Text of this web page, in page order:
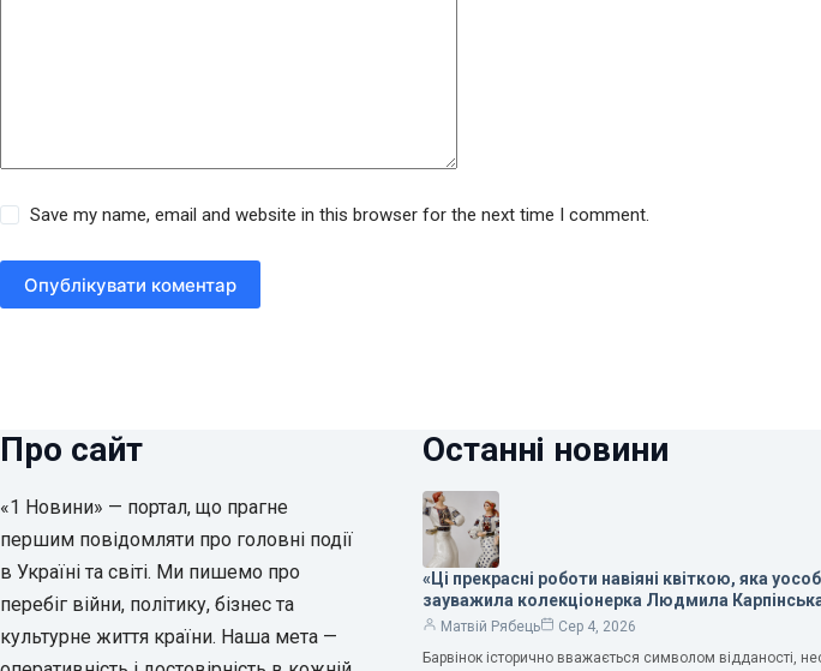
Save my name, email and website in this browser for the next time I comment.
Опублікувати коментар
Про сайт
«1 Новини» — портал, що прагне
першим повідомляти про головні події
в Україні та світі. Ми пишемо про
перебіг війни, політику, бізнес та
культурне життя країни. Наша мета —
Останні новини
«Ці прекрасні роботи навіяні квіткою, яка
зауважила колекціонерка Людмила
Матвій Рябець
Сер 4, 2026
Барвінок історично вважається символом відданості,